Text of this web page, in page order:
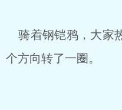
骑着钢铠鸦，大家
个方向转了一圈。